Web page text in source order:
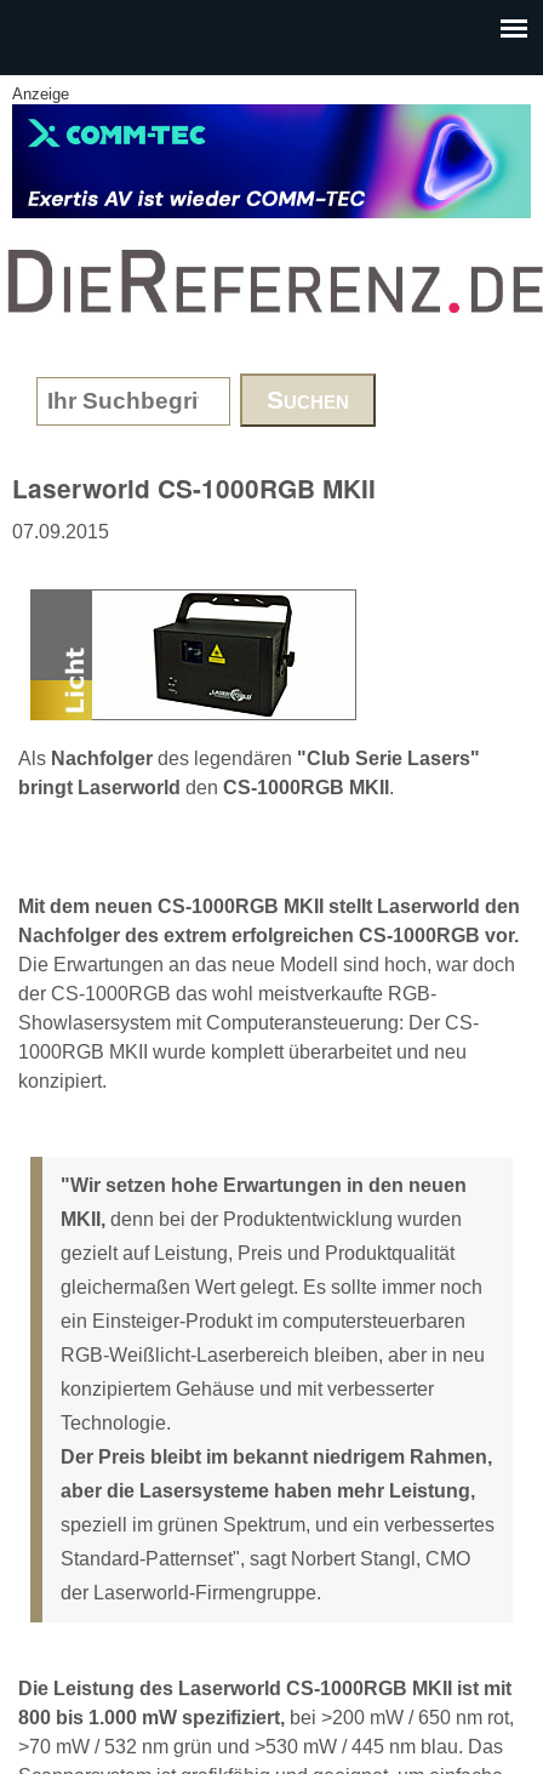
Anzeige
www.DieReferenz.de
Search form
Laserworld CS-1000RGB MKII
07.09.2015
Als Nachfolger des legendären "Club Serie Lasers"
bringt Laserworld den CS-1000RGB MKII .
Mit dem neuen CS-1000RGB MKII stellt Laserworld den
Nachfolger des extrem erfolgreichen CS-1000RGB vor.
Die Erwartungen an das neue Modell sind hoch, war doch
der CS-1000RGB das wohl meistverkaufte RGB-
Showlasersystem mit Computeransteuerung: Der CS-
1000RGB MKII wurde komplett überarbeitet und neu
konzipiert.
"Wir setzen hohe Erwartungen in den neuen
MKII, denn bei der Produktentwicklung wurden
gezielt auf Leistung, Preis und Produktqualität
gleichermaßen Wert gelegt. Es sollte immer noch
ein Einsteiger-Produkt im computersteuerbaren
RGB-Weißlicht-Laserbereich bleiben, aber in neu
konzipiertem Gehäuse und mit verbesserter
Technologie.
Der Preis bleibt im bekannt niedrigem Rahmen,
aber die Lasersysteme haben mehr Leistung,
speziell im grünen Spektrum, und ein verbessertes
Standard-Patternset", sagt Norbert Stangl, CMO
der Laserworld-Firmengruppe.
Die Leistung des Laserworld CS-1000RGB MKII ist mit
800 bis 1.000 mW spezifiziert, bei >200 mW / 650 nm rot,
>70 mW / 532 nm grün und >530 mW / 445 nm blau. Das